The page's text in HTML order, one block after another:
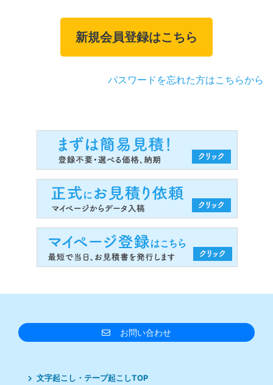
新規会員登録はこちら
パスワードを忘れた方はこちらから
文字起こし・テープ起こしTOP
お問い合わせ